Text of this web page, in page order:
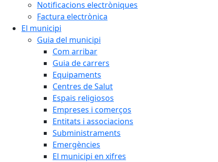
Notificacions electròniques
Factura electrònica
El municipi
Guia del municipi
Com arribar
Guia de carrers
Equipaments
Centres de Salut
Espais religiosos
Empreses i comerços
Entitats i associacions
Subministraments
Emergències
El municipi en xifres